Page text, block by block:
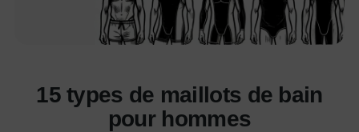
15 types de maillots de bain
pour hommes